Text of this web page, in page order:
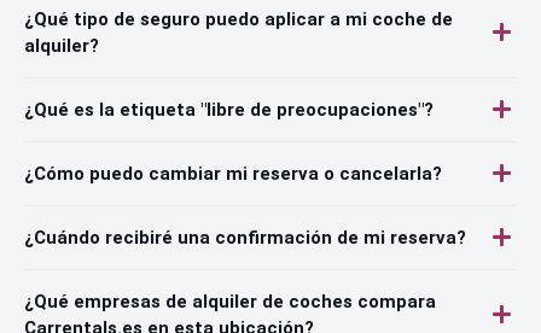
¿Qué tipo de seguro puedo aplicar a mi coche de
alquiler?
¿Qué es la etiqueta "libre de preocupaciones"?
¿Cómo puedo cambiar mi reserva o cancelarla?
¿Cuándo recibiré una confirmación de mi reserva?
¿Qué empresas de alquiler de coches compara
Carrentals.es en esta ubicación?